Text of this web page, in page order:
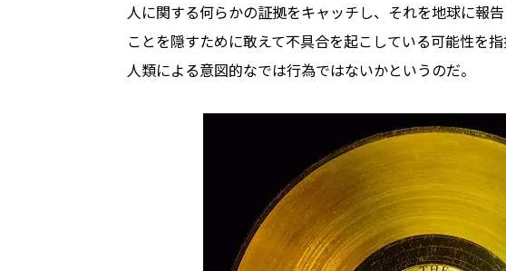
人に関する何らかの証拠をキャッチし、それを地球に報
ことを隠すために敢えて不具合を起こしている可能性を
人類による意図的なでは行為ではないかというのだ。